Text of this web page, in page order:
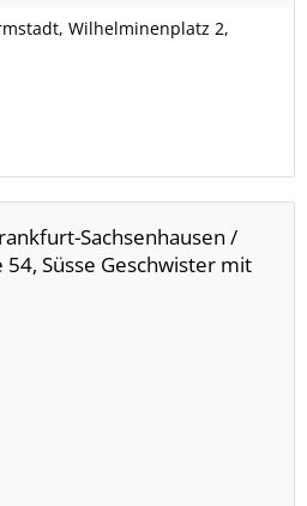
Wilhelminenplatz 2,